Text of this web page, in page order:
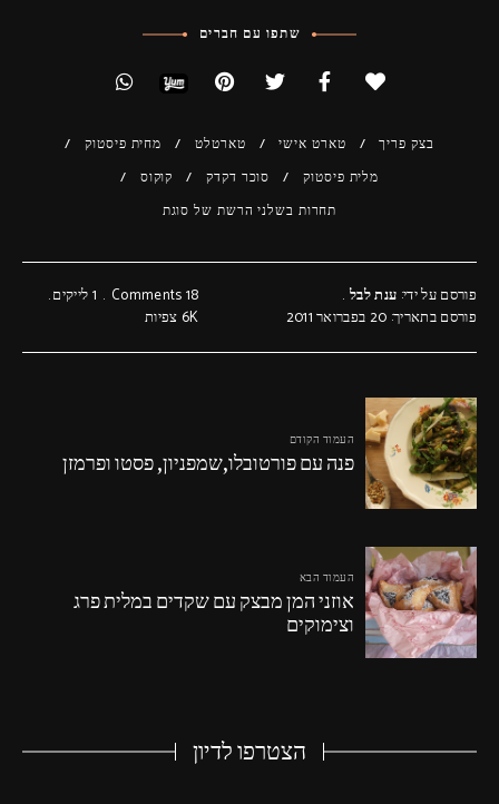
שתפו עם חברים
בצק פריך טארט אישי טארטלט
מחית פיסטוק
מלית פיסטוק
סוכר דקדק
קוקוס
תחרות בשלני הרשת של סוגת
פורסם על ידי: ענת לבל
פורסם בתאריך: 20 בפברואר 2011
18 Comments
1לייקים
6K צפיות
העמוד הקודם
פנה עם פורטובלו,שמפניון, פסטו ופרמזן
העמוד הבא
אוזני המן מבצק עם שקדים במלית פרג
וצימוקים
הצטרפו לדיון